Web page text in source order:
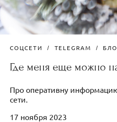
СОЦСЕТИ TELEGRAM
Где меня еще можно
Про оперативну
сети.
17 ноября 2023